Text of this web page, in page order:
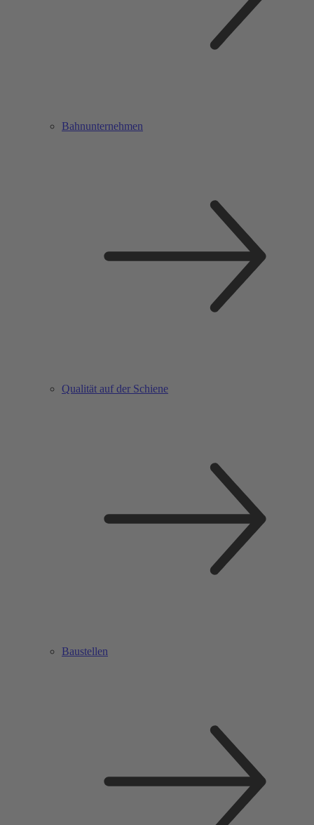
Bahnunternehmen
Qualität auf der Schiene
Baustellen